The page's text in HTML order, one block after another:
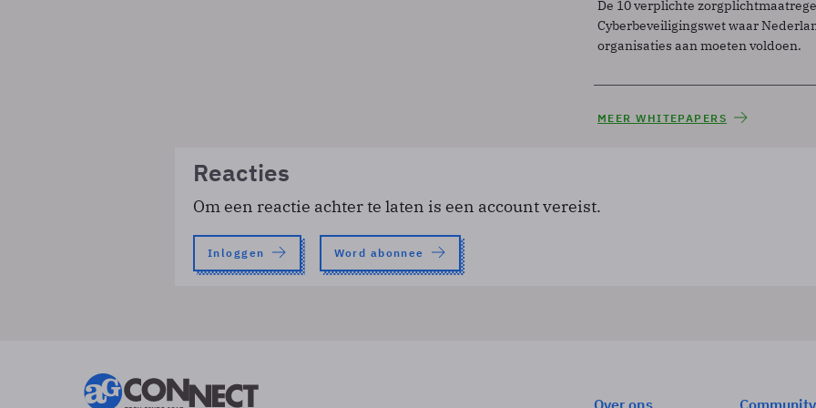
De 10 verplichte
Cyberbeveiligingswet waar
organisaties aan moeten voldoen.
MEER WHITEPAPERS
Reacties
Om een reactie achter te laten is een account vereist.
Inloggen Word abonnee
Over ons Community